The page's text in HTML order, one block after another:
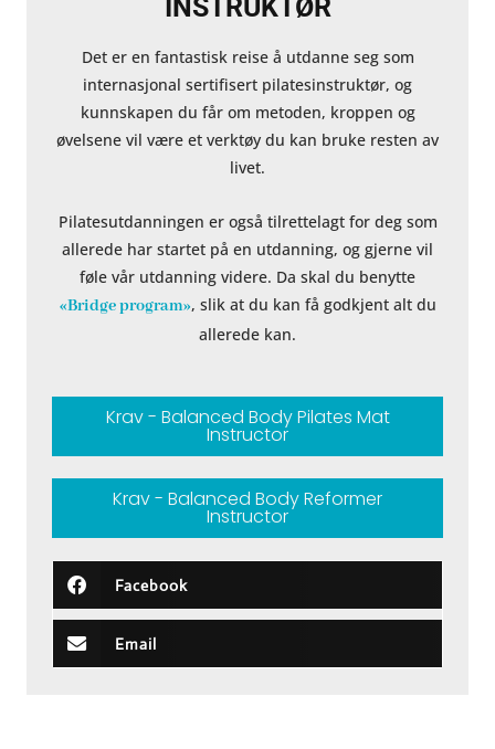
INSTRUKTØR
Det er en fantastisk reise å utdanne seg som
internasjonal sertifisert pilatesinstruktør, og
kunnskapen du får om metoden, kroppen og
øvelsene vil være et verktøy du kan bruke resten av
livet.
Pilatesutdanningen er også tilrettelagt for deg som
allerede har startet på en utdanning, og gjerne vil
føle vår utdanning videre. Da skal du benytte
«Bridge program», slik at du kan få godkjent alt du
allerede kan.
Krav - Balanced Body Pilates Mat
Instructor
Krav - Balanced Body Reformer
Instructor
Facebook
Email